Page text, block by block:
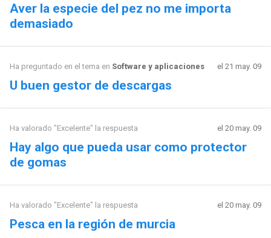
Aver la especie del pez no me importa
demasiado
Ha preguntado en el tema en Software y aplicaciones el 21 may. 09
U buen gestor de descargas
Ha valorado "Excelente" la respuesta el 20 may. 09
Hay algo que pueda usar como protector
de gomas
Ha valorado "Excelente" la respuesta el 20 may. 09
Pesca en la región de murcia